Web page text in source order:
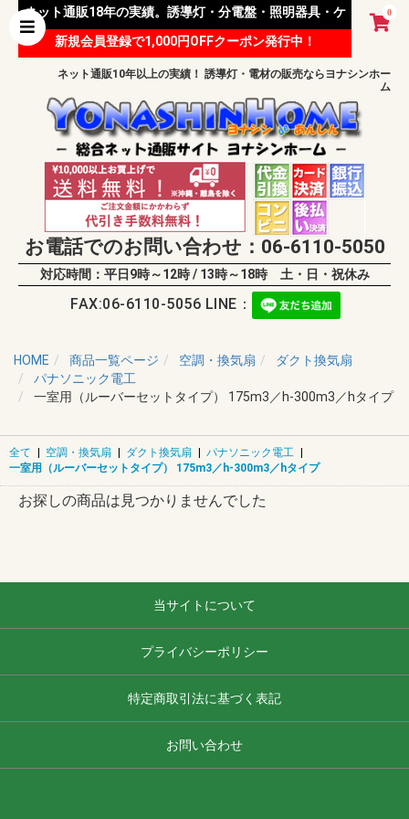
0
ネット通販18年の実績。誘導灯・分電盤・照明器具・ケ
ーブル等 様々な資材を取り扱っています。
新規会員登録で1,000円OFFクーポン発行中！
ネット通販10年以上の実績！ 誘導灯・電材の販売ならヨナシンホー
ム
お電話でのお問い合わせ：06-6110-5050
対応時間：平日9時～12時 / 13時～18時 土・日・祝休み
FAX:06-6110-5056 LINE：
HOME 商品一覧ページ 空調・換気扇
ダクト換気扇
パナソニック電工
一室用（ルーバーセットタイプ） 175m3／h-300m3／hタイプ
全て | 空調・換気扇 | ダクト換気扇 | パナソニック電工 |
一室用（ルーバーセットタイプ） 175m3／h-300m3／hタイプ
お探しの商品は見つかりませんでした
当サイトについて
プライバシーポリシー
特定商取引法に基づく表記
お問い合わせ